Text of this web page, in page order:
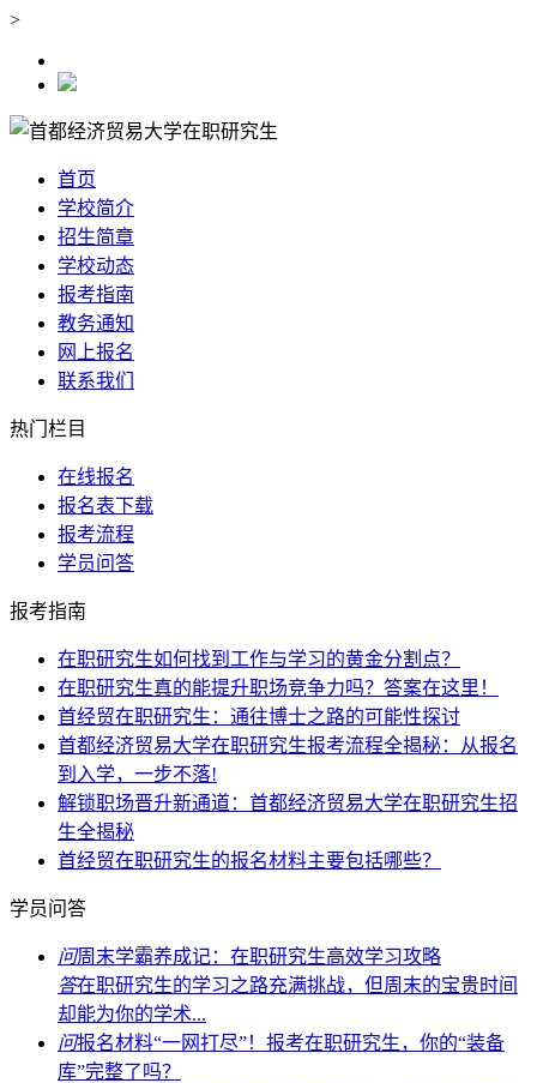
>
首页
学校简介
招生简章
学校动态
报考指南
教务通知
网上报名
联系我们
热门栏目
在线报名
报名表下载
报考流程
学员问答
报考指南
在职研究生如何找到工作与学习的黄金分割点？
在职研究生真的能提升职场竞争力吗？答案在这里！
首经贸在职研究生：通往博士之路的可能性探讨
首都经济贸易大学在职研究生报考流程全揭秘：从报名
到入学，一步不落!
解锁职场晋升新通道：首都经济贸易大学在职研究生招
生全揭秘
首经贸在职研究生的报名材料主要包括哪些？
学员问答
问周末学霸养成记：在职研究生高效学习攻略
答在职研究生的学习之路充满挑战，但周末的宝贵时间
却能为你的学术...
问报名材料“一网打尽”！报考在职研究生，你的“装备
库”完整了吗？